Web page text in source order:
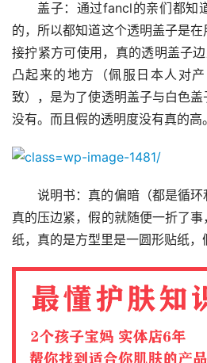
盖子：通过fancl的亲们都知
的，所以都知道这个透明盖子是
接拧紧方可使用，真的透明盖子
凸起来的地方（佩服日本人对
致），是为了使透明盖子与白色
没有。而且假的透明度没有真的高。
说明书：真的偏暗（都是循环
真的压边紧，假的就随便一折了
纸，真的是方型里是一圆形贴纸，